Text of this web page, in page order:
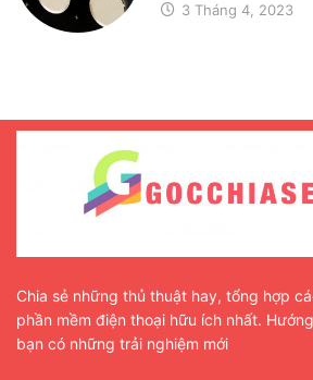
3 Tháng 4, 2023
Chia sẻ những thủ thuật hay, tổng hợp
phần mềm điện thoại hữu ích nhất.
bạn có những trải nghiệm mới